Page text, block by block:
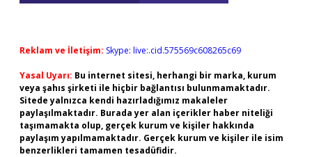
Reklam ve İletişim: Skype: live:.cid.575569c608265c69
Yasal Uyarı: Bu internet sitesi, herhangi bir marka, kurum
veya şahıs şirketi ile hiçbir bağlantısı bulunmamaktadır.
Sitede yalnızca kendi hazırladığımız makaleler
paylaşılmaktadır. Burada yer alan içerikler haber niteliği
taşımamakta olup, gerçek kurum ve kişiler hakkında
paylaşım yapılmamaktadır. Gerçek kurum ve kişiler ile isim
benzerlikleri tamamen tesadüfidir.